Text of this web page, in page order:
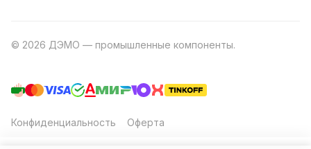
© 2026 ДЭМО — промышленные компоненты.
Конфиденциальность Оферта